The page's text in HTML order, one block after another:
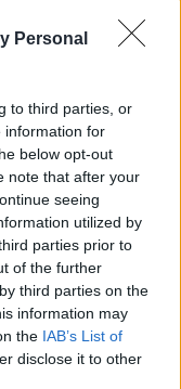
Personal
to third parties, or
information for
below opt-out
note that after your
seeing
utilized by
parties prior to
of the further
third parties on the
information may
the IAB’s List of
disclose it to other
τη διακοπή των
χορήγηση
παχυσαρκίας
ΕΟΠΥΥ για τη
υψηλού